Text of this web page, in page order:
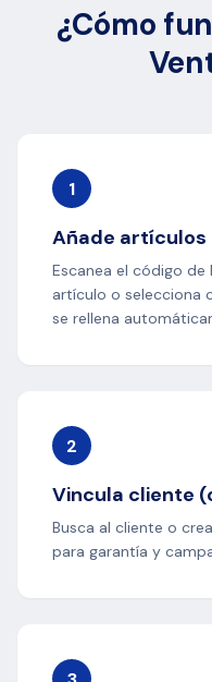
¿Cómo
1
Añade artículos
Escanea el código
artículo o selecciona
se rellena
2
Vincula cliente
Busca al cliente o
para garantía y